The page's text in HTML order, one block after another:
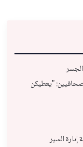
"يعطيكن
السير